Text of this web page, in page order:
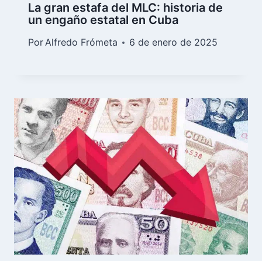
La gran estafa del MLC: historia de
un engaño estatal en Cuba
PorAlfredo Frómeta 6 de enero de 2025